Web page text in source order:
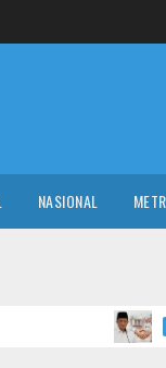
NASIONAL
NASIONAL